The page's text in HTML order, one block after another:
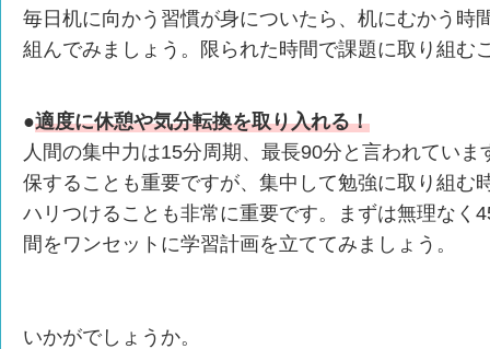
毎日机に向かう習慣が身についたら、机にむかう時
組んでみましょう。限られた時間で課題に取り組む
●適度に休憩や気分転換を取り入れる！
人間の集中力は15分周期、最長90分と言われてい
保することも重要ですが、集中して勉強に取り組む
ハリつけることも非常に重要です。まずは無理なく
間をワンセットに学習計画を立ててみましょう。
いかがでしょうか。